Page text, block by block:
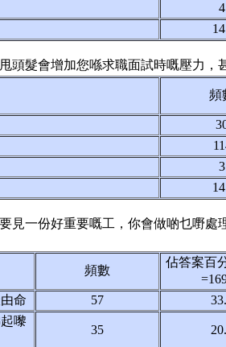
頭髮會增加您喺求職面試時嘅壓力，
頻
見一份好重要嘅工，你會做啲乜嘢
頻數
佔答案百
命
57
嚟
35